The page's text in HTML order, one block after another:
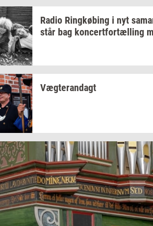
Radio Ring­kø­bing i nyt
står bag kon­cert­for­tæl­ling
Væg­te­ran­dagt